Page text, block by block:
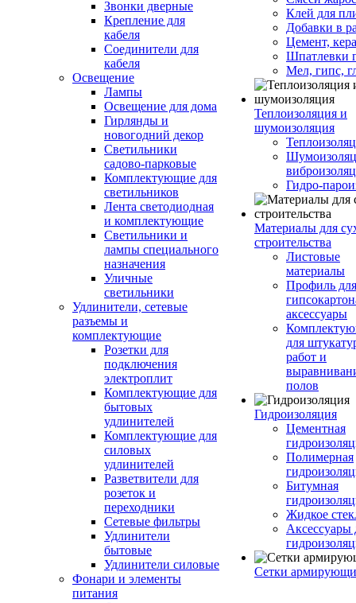
Звонки дверные
Крепление для
кабеля
Соединители для
кабеля
Освещение
Лампы
Освещение для дома
Гирлянды и
новогодний декор
Светильники
садово-парковые
Комплектующие для
светильников
Лента светодиодная
и комплектующие
Светильники и
лампы специального
назначения
Уличные
светильники
Удлинители, сетевые
разъемы и
комплектующие
Розетки для
подключения
электроплит
Комплектующие для
бытовых
удлинителей
Комплектующие для
силовых
удлинителей
Разветвители для
розеток и
переходники
Сетевые фильтры
Удлинители
бытовые
Удлинители силовые
Фонари и элементы
питания
Клей для
Добавки в
Цемент,
Шпатлевки
Мел, гипс,
Теплоизоляция и
шумоизоляция
Гидро-
Материалы для
строительства
Листовые
материалы
Профиль для
аксессуары
для
работ и
полов
Гидроизоляция
Цементная
Полимерная
Битумная
Жидкое
Аксессуары
Сетки